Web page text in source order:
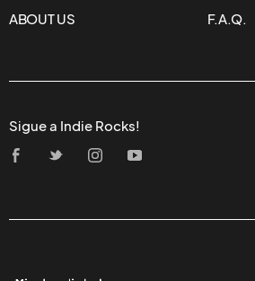
ABOUT US
F.A.Q.
Sigue a Indie Rocks!